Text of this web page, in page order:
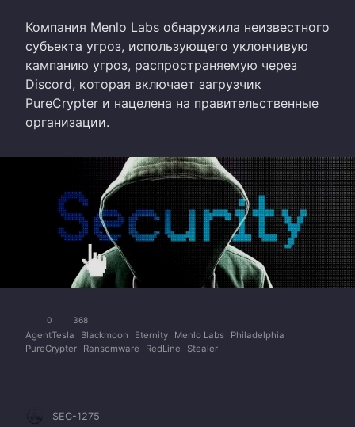
Компания Menlo Labs обнаружила неизвестного
субъекта угроз, использующего уклончивую
кампанию угроз, распространяемую через
Discord, которая включает загрузчик
PureCrypter и нацелена на правительственные
организации.
0 368
AgentTesla Blackmoon Eternity Menlo Labs
Philadelphia
PureCrypter
Ransomware RedLine Stealer
SEC-1275